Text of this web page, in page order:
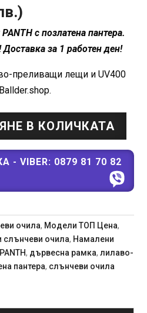
was:
(199.00
лв.).
цена
50,62€
(99.00
лв.).
с позлатена пантера.
за 1 работен ден!
преливащи лещи и UV400
В КОЛИЧКАТА
VIBER: 0879 81 70 82
очила, Модели ТОП Цена,
очила, Намалени
, дървесна рамка,лилаво-
пантера, слънчеви очила